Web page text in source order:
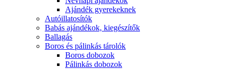
Ajándék gyerekeknek
Autóillatosítók
Babás ajándékok, kiegészítők
Ballagás
Boros és pálinkás tárolók
Boros dobozok
Pálinkás dobozok